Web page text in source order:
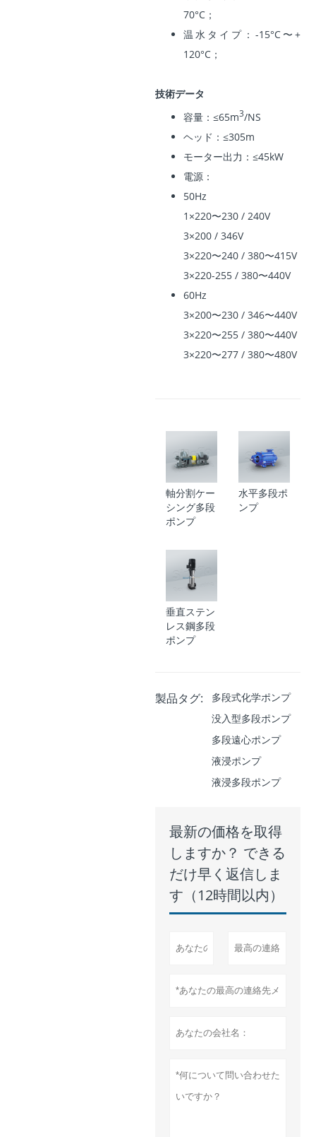
70°C；
温水タイプ：-15°C〜+
120°C；
技術データ
容量：≤65m3/NS
ヘッド：≤305m
モーター出力：≤45kW
電源：
50Hz
1×220〜230 / 240V
3×200 / 346V
3×220〜240 / 380〜415V
3×220-255 / 380〜440V
60Hz
3×200〜230 / 346〜440V
3×220〜255 / 380〜440V
3×220〜277 / 380〜480V
軸分割ケー
シング多段
ポンプ
水平多段ポ
ンプ
垂直ステン
レス鋼多段
ポンプ
製品タグ:
多段式化学ポンプ
没入型多段ポンプ
多段遠心ポンプ
液浸ポンプ
液浸多段ポンプ
最新の価格を取得
しますか？ できる
だけ早く返信しま
す（12時間以内）